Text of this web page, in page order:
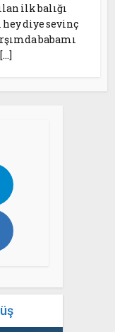
ilk balığı
hey diye sevinç
babamı